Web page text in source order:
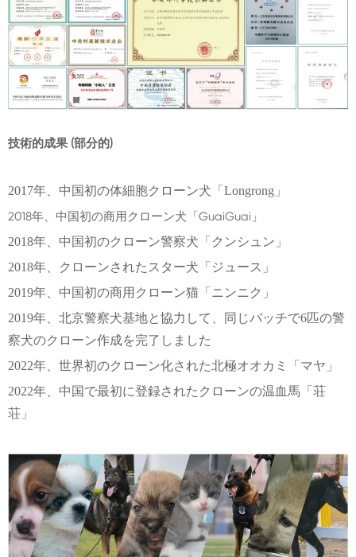
技術的成果 (部分的)
2017年、中国初の体細胞クローン犬「Longrong」
2018年、中国初の商用クローン犬「GuaiGuai」
2018年、中国初のクローン警察犬「クンシュン」
2018年、クローンされたスター犬「ジュース」
2019年、中国初の商用クローン猫「ニンニク」
2019年、北京警察犬基地と協力して、同じバッチで6匹の警
察犬のクローン作成を完了しました
2022年、世界初のクローン化された北極オオカミ「マヤ」
2022年、中国で最初に登録されたクローンの温血馬「荘
荘」